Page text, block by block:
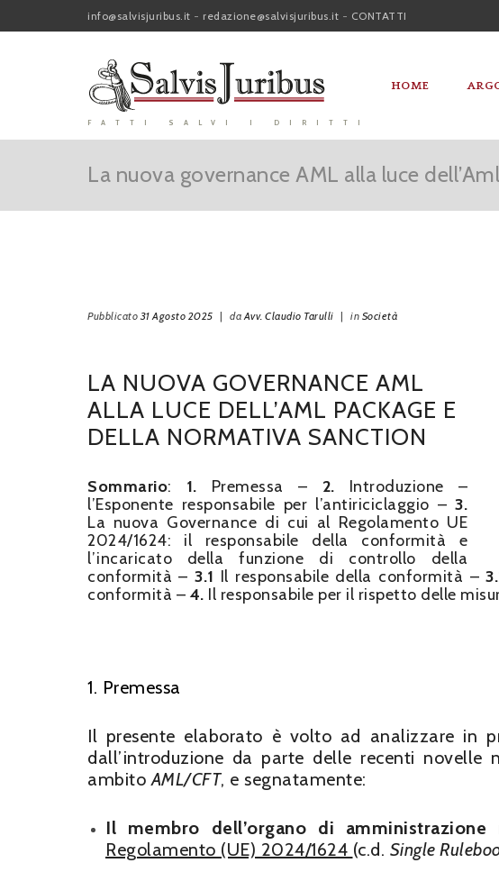
info@salvisjuribus.it - redazione@salvisjuribus.it - CONTATTI
FATTI SALVI I DIRITTI
HOME
La nuova governance AML alla luce
Pubblicato31 Agosto 2025 | daAvv. Claudio Tarulli | in Società
LA NUOVA GOVERNANCE AML
ALLA LUCE DELL’AML PACKAGE E
DELLA NORMATIVA SANCTION
Sommario: 1. Premessa – 2. Introduzione –
l’Esponente responsabile per l’antiriciclaggio –3.
La nuova Governance di cui al Regolamento UE
2024/1624: il responsabile della conformità e
l’incaricato della funzione di controllo della
conformità –3.1 Il responsabile della conformità –
conformità – 4. Il responsabile per il rispetto delle
1. Premessa
Il presente elaborato è volto ad analizzare in
dall’introduzione da parte delle recenti novelle
ambitoAML/CFT, e segnatamente:
Il membro dell’organo di
Regolamento (UE) 2024/1624 (c.d. Single